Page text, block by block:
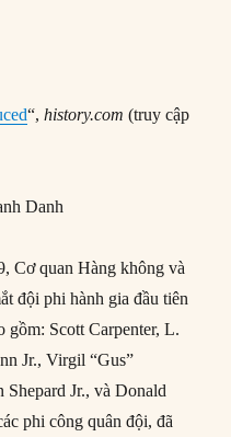
“,history.com (truy cập
Danh
Cơ quan Hàng không và
đội phi hành gia đầu tiên
gồm: Scott Carpenter, L.
Jr., Virgil “Gus”
Shepard Jr., và Donald
phi công quân đội, đã